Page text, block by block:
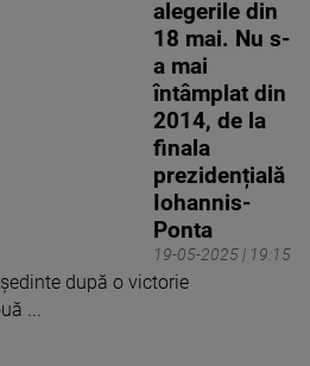
19-05-2025 | 19:15
alegerile din
18 mai. Nu s-
a mai
întâmplat din
2014, de la
finala
prezidențială
Iohannis-
Ponta
după o victorie
...